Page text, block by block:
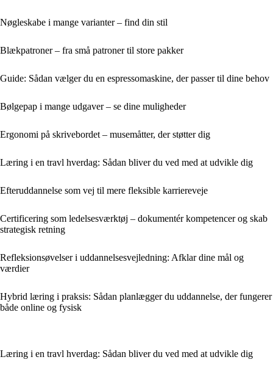
Nøgleskabe i mange varianter – find din stil
Blækpatroner – fra små patroner til store pakker
Guide: Sådan vælger du en espressomaskine, der passer til dine behov
Bølgepap i mange udgaver – se dine muligheder
Ergonomi på skrivebordet – musemåtter, der støtter dig
Læring i en travl hverdag: Sådan bliver du ved med at udvikle dig
Efteruddannelse som vej til mere fleksible karriereveje
Certificering som ledelsesværktøj – dokumentér kompetencer og skab
strategisk retning
Refleksionsøvelser i uddannelsesvejledning: Afklar dine mål og
værdier
Hybrid læring i praksis: Sådan planlægger du uddannelse, der fungerer
både online og fysisk
Læring i en travl hverdag: Sådan bliver du ved med at udvikle dig